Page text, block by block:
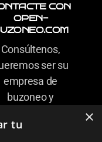
CON
OPEN-
Consúltenos,
ser su
empresa de
buzoneo y
confianza
×
tu